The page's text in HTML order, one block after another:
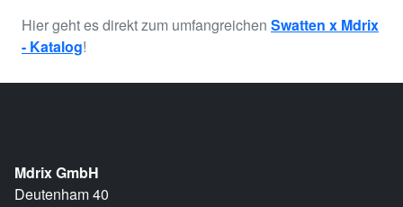
Hier geht es direkt zum umfangreichen Swatten x Mdrix
- Katalog!
Mdrix GmbH
Deutenham 40